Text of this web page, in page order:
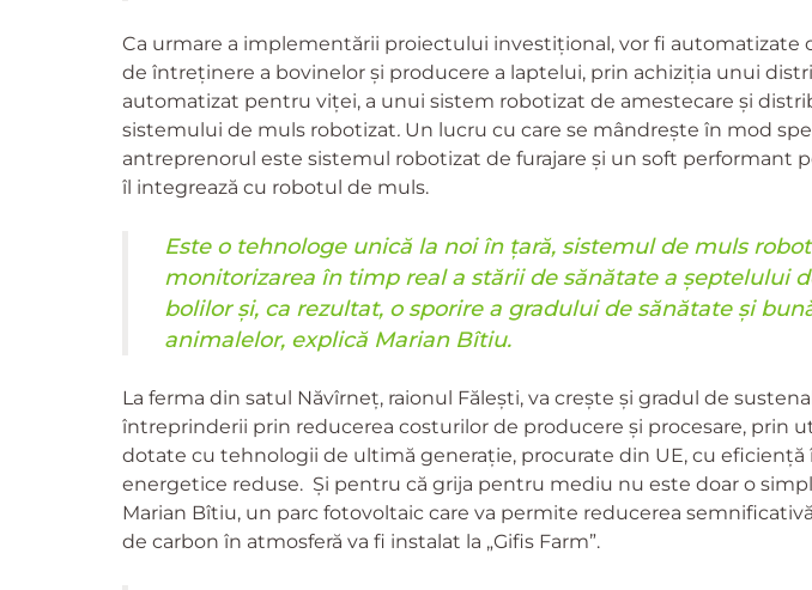
Ca urmare a implementării proiectului investițional, vor fi automatizate
de întreținere a bovinelor și producere a laptelui, prin achiziția unui
automatizat pentru viței, a unui sistem robotizat de amestecare și
sistemului de muls robotizat. Un lucru cu care se mândrește în mod
antreprenorul este sistemul robotizat de furajare și un soft performant
îl integrează cu robotul de muls.
Este o tehnologe unică la noi în țară, sistemul de muls
monitorizarea în timp real a stării de sănătate a șeptelului
bolilor și, ca rezultat, o sporire a gradului de sănătate și
animalelor, explică Marian Bîtiu.
La ferma din satul Năvîrneț, raionul Fălești, va crește și gradul de
întreprinderii prin reducerea costurilor de producere și procesare, prin
dotate cu tehnologii de ultimă generație, procurate din UE, cu eficiență
energetice reduse. Și pentru că grija pentru mediu nu este doar o
Marian Bîtiu, un parc fotovoltaic care va permite reducerea
de carbon în atmosferă va fi instalat la „Gifis Farm”.